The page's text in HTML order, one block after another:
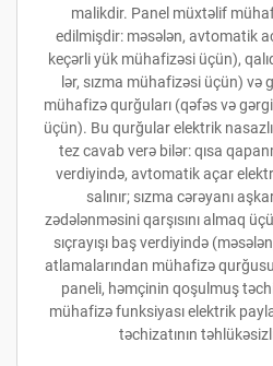
malikdir. Panel müxtəlif
edilmişdir: məsələn, avtomatik
keçərli yük mühafizəsi üçün),
lər, sızma mühafizəsi üçün) və
mühafizə qurğuları (qəfəs və
üçün). Bu qurğular elektrik
tez cavab verə bilər: qısa
verdiyində, avtomatik açar
salınır; sızma cərəyanı
zədələnməsini qarşısını almaq
sıçrayışı baş verdiyində
atlamalarından mühafizə
paneli, həmçinin qoşulmuş
mühafizə funksiyası elektrik
təchizatının